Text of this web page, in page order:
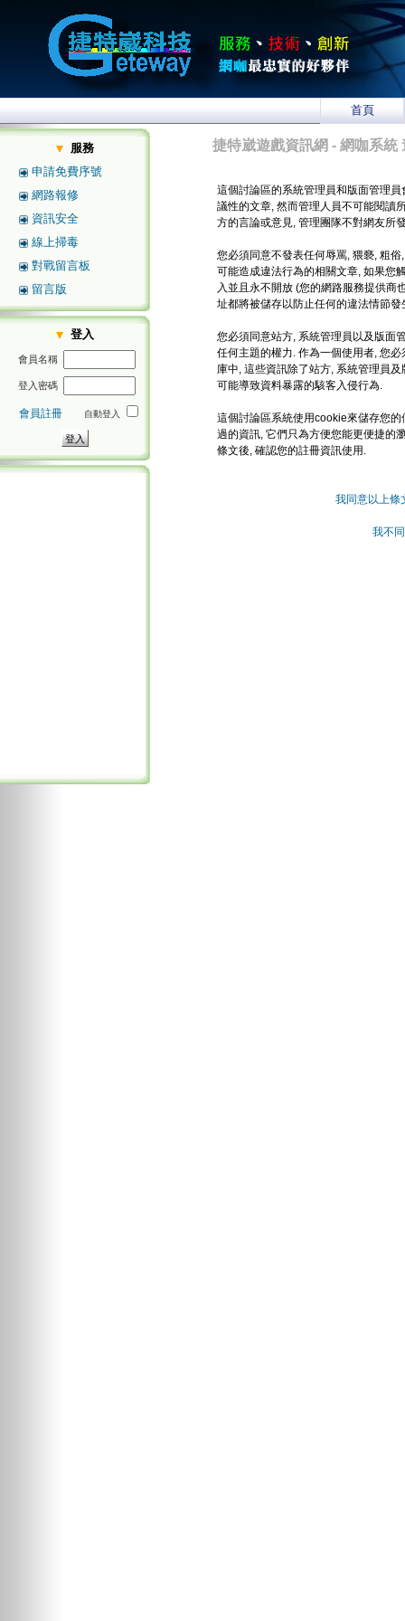
首頁
服務
申請免費序號
網路報修
資訊安全
線上掃毒
對戰留言板
留言版
登入
會員名稱
登入密碼
會員註冊 自動登入
捷特崴遊戲資訊網 - 網咖系統
這個討論區的系統管理員和版面管理
議性的文章, 然而管理人員不可能閱讀
方的言論或意見, 管理團隊不對網友所
您必須同意不發表任何辱罵, 猥褻, 粗
可能造成違法行為的相關文章, 如果您
入並且永不開放 (您的網路服務提供商
址都將被儲存以防止任何的違法情節發
您必須同意站方, 系統管理員以及版面
任何主題的權力. 作為一個使用者, 您
庫中, 這些資訊除了站方, 系統管理員
可能導致資料暴露的駭客入侵行為.
這個討論區系統使用cookie來儲存您
過的資訊, 它們只為方便您能更便捷的
條文後, 確認您的註冊資訊使用.
我同意以上條
我不